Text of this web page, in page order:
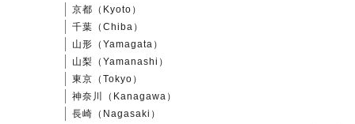
京都（Kyoto）
千葉（Chiba）
山形（Yamagata）
山梨（Yamanashi）
東京（Tokyo）
神奈川（Kanagawa）
長崎（Nagasaki）